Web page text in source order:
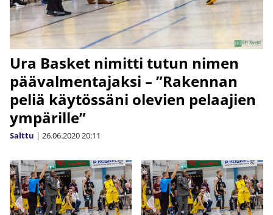
Ura Basket nimitti tutun nimen
päävalmentajaksi – ”Rakennan
peliä käytössäni olevien pelaajien
ympärille”
Salttu | 26.06.202020:11